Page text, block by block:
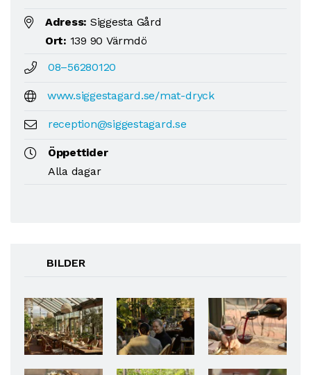
Adress: Siggesta Gård
Ort: 139 90 Värmdö
08–56280120
www.siggestagard.se/mat-dryck
reception@siggestagard.se
Öppettider
Alla dagar
BILDER